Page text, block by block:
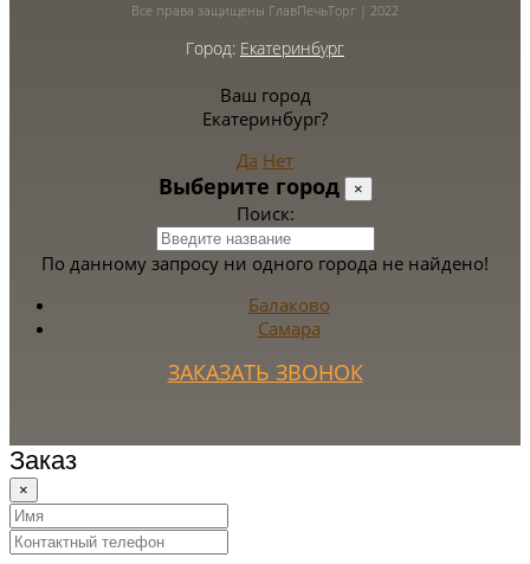
Все права защищены ГлавПечьТорг | 2022
Город: Екатеринбург
Ваш город
Екатеринбург?
Да Нет
Выберите город ×
Поиск:
По данному запросу ни одного города не найдено!
Балаково
Самара
ЗАКАЗАТЬ ЗВОНОК
Заказ
×